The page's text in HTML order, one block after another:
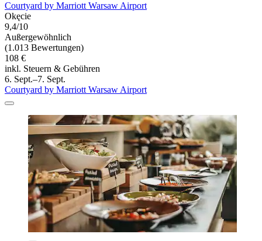
Courtyard by Marriott Warsaw Airport
Okęcie
9,4/10
Außergewöhnlich
(1.013 Bewertungen)
108 €
inkl. Steuern & Gebühren
6. Sept.–7. Sept.
Courtyard by Marriott Warsaw Airport